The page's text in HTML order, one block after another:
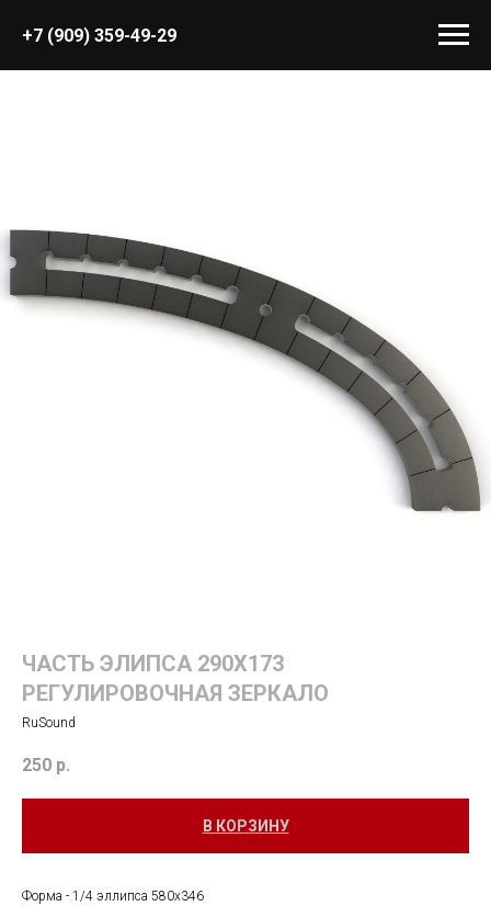
+7 (909) 359-49-29
ЧАСТЬ ЭЛИПСА 290Х173
РЕГУЛИРОВОЧНАЯ ЗЕРКАЛО
RuSound
250 р.
В КОРЗИНУ
Форма - 1/4 эллипса 580х346